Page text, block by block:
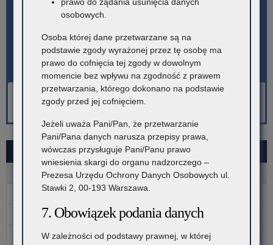
MAJ 2026
W Ś C P S
5 6 7 8
12 13 14 15 16
osobowych.
Osoba której dane przetwarzane są na
podstawie zgody wyrażonej przez tę osobę ma
prawo do cofnięcia tej zgody w dowolnym
momencie bez wpływu na zgodność z prawem
przetwarzania, którego dokonano na podstawie
zgody przed jej cofnięciem.
Jeżeli uważa Pani/Pan, że przetwarzanie
Pani/Pana danych narusza przepisy prawa,
wówczas przysługuje Pani/Panu prawo
wniesienia skargi do organu nadzorczego –
Prezesa Urzędu Ochrony Danych Osobowych ul.
Stawki 2, 00-193 Warszawa.
7. Obowiązek podania danych
W zależności od podstawy prawnej, w której